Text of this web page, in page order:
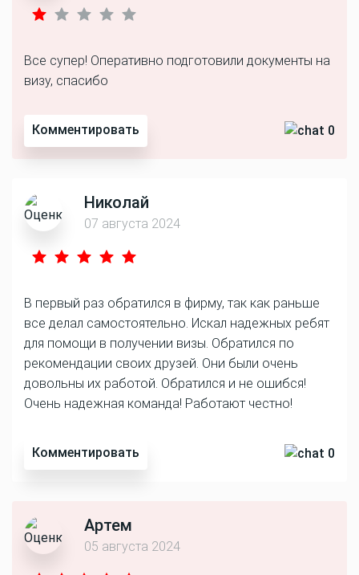
Все супер! Оперативно подготовили документы на
визу, спасибо
Комментировать 0
Николай
07 августа 2024
В первый раз обратился в фирму, так как раньше
все делал самостоятельно. Искал надежных ребят
для помощи в получении визы. Обратился по
рекомендации своих друзей. Они были очень
довольны их работой. Обратился и не ошибся!
Очень надежная команда! Работают честно!
Комментировать 0
Артем
05 августа 2024